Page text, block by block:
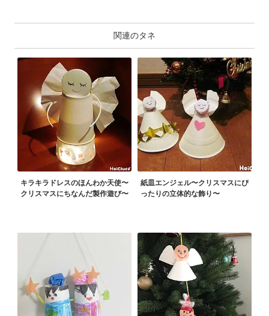
関連のタネ
キラキラドレスのほんわか天使〜
クリスマスにちなんだ製作遊び〜
紙皿エンジェル〜クリスマスにぴ
ったりの立体的な飾り〜